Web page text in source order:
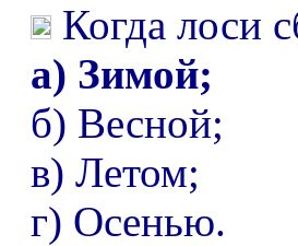
Когда лоси
а) Зимой;
б) Весной;
в) Летом;
г) Осенью.